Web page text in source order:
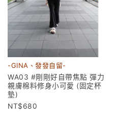
-GINA、發發自留-
WA03 #剛剛好自帶焦點 彈力
親膚棉料修身小可愛 (固定杯
墊)
680